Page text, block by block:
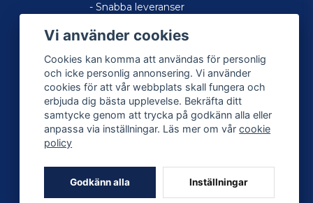
- Snabba leveranser
Vi använder cookies
Cookies kan komma att användas för personlig
och icke personlig annonsering. Vi använder
cookies för att vår webbplats skall fungera och
erbjuda dig bästa upplevelse. Bekräfta ditt
samtycke genom att trycka på godkänn alla eller
anpassa via inställningar. Läs mer om vårcookie
policy
Godkänn alla Inställningar